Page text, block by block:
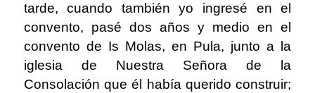
tarde, cuando también yo ingresé en el
convento, pasé dos años y medio en el
convento de Is Molas, en Pula, junto a la
iglesia de Nuestra Señora de la
Consolación que él había querido construir;